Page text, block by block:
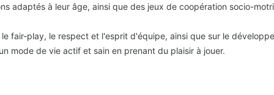
adaptés à leur âge, ainsi que des jeux de coopération socio-
fair-play, le respect et l'esprit d'équipe, ainsi que sur le
mode de vie actif et sain en prenant du plaisir à jouer.